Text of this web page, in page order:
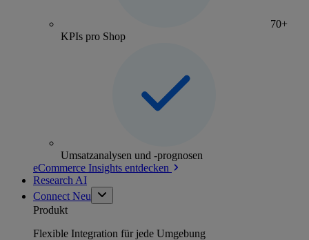
70+
KPIs pro Shop
Umsatzanalysen und -prognosen
eCommerce Insights entdecken
Research AI
Connect Neu
Produkt
Flexible Integration für jede Umgebung